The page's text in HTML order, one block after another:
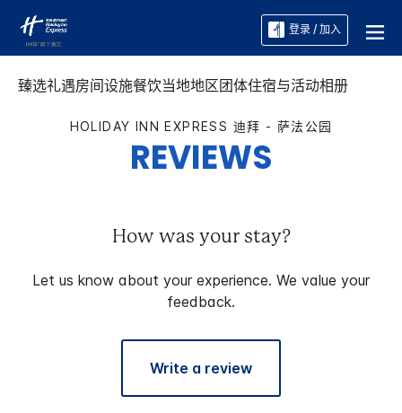
登录 / 加入
臻选礼遇房间设施餐饮当地地区团体住宿与活动相册
HOLIDAY INN EXPRESS 迪拜 - 萨法公园
REVIEWS
How was your stay?
Let us know about your experience. We value your
feedback.
Write a review